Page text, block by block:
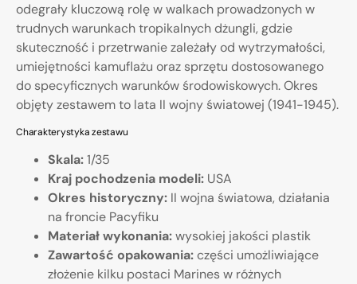
odegrały kluczową rolę w walkach prowadzonych w
trudnych warunkach tropikalnych dżungli, gdzie
skuteczność i przetrwanie zależały od wytrzymałości,
umiejętności kamuflażu oraz sprzętu dostosowanego
do specyficznych warunków środowiskowych. Okres
objęty zestawem to lata II wojny światowej (1941-1945).
Charakterystyka zestawu
Skala:1/35
Kraj pochodzenia modeli: USA
Okres historyczny: II wojna światowa, działania
na froncie Pacyfiku
Materiał wykonania:wysokiej jakości plastik
Zawartość opakowania:części umożliwiające
złożenie kilku postaci Marines w różnych